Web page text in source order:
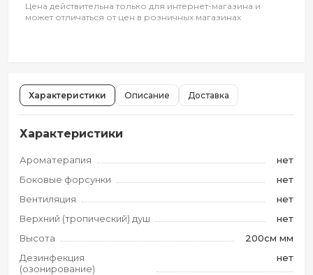
Цена действительна только для интернет-магазина и
может отличаться от цен в розничных магазинах
Характеристики Описание Доставка
Характеристики
Ароматерапия
нет
Боковые форсунки
нет
Вентиляция
нет
Верхний (тропический) душ
нет
Высота
200см мм
Дезинфекция
(озонирование)
нет